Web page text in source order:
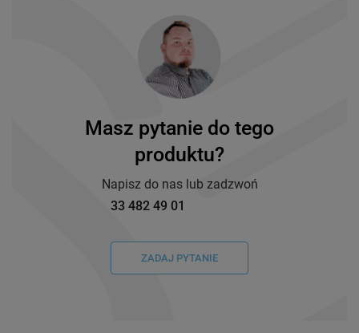
Masz pytanie do tego
produktu?
Napisz do nas lub zadzwoń
33 482 49 01
ZADAJ PYTANIE